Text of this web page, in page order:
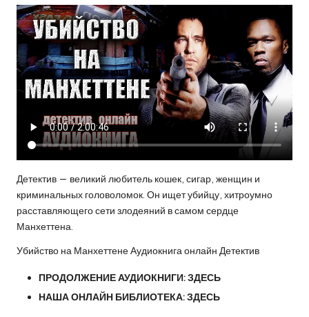
Детектив — великий любитель кошек, сигар, женщин и
криминальных головоломок. Он ищет убийцу, хитроумно
расставляющего сети злодеяний в самом сердце
Манхеттена.
Убийство на Манхеттене Аудиокнига онлайн Детектив
ПРОДОЛЖЕНИЕ АУДИОКНИГИ:ЗДЕСЬ
НАША ОНЛАЙН БИБЛИОТЕКА:ЗДЕСЬ